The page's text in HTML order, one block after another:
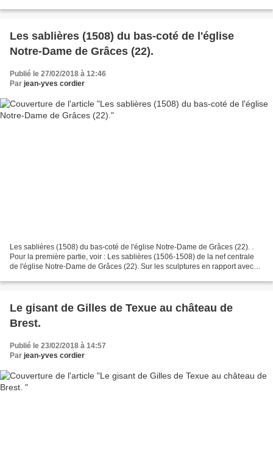
Les sablières (1508) du bas-coté de l'église
Notre-Dame de Grâces (22).
Publié le 27/02/2018 à 12:46
Par jean-yves cordier
Les sablières (1508) du bas-coté de l'église Notre-Dame de Grâces (22). .
Pour la première partie, voir : Les sablières (1506-1508) de la nef centrale
de l'église Notre-Dame de Grâces (22). Sur les sculptures en rapport avec
Le gisant de Gilles de Texue au château de
Brest.
Publié le 23/02/2018 à 14:57
Par jean-yves cordier